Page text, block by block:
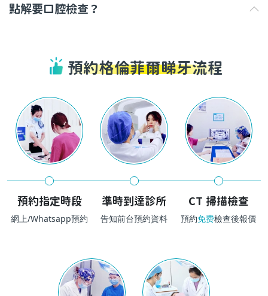
點解要口腔檢查？
預約格倫菲爾睇牙流程
預約指定時段
網上/Whatsapp預約
準時到達診所
告知前台預約資料
CT 掃描檢查
預約免费檢查後報價